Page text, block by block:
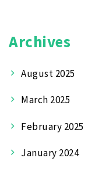
Archives
August 2025
March 2025
February 2025
January 2024